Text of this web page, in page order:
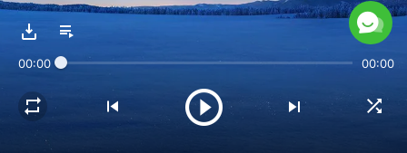
y debéis orar más delante de Mí.
Debéis desentrañar las diversas tramas
reconocer los espíritus, conocer a la gente
00:00 00:00